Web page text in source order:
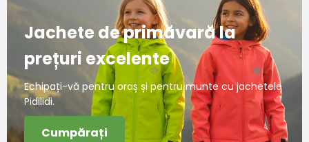
Jachete de primăvară la
prețuri excelente
Echipați-vă pentru oraș și pentru munte cu jachetele
Pidilidi.
Cumpărați